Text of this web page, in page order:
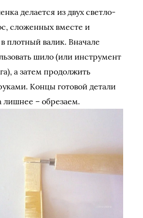
делается из двух светло-
сложенных вместе и
плотный валик. Вначале
шило (или инструмент
а затем продолжить
Концы готовой детали
лишнее – обрезаем.